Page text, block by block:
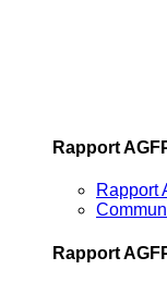
Rapport
Rapport
Rapport